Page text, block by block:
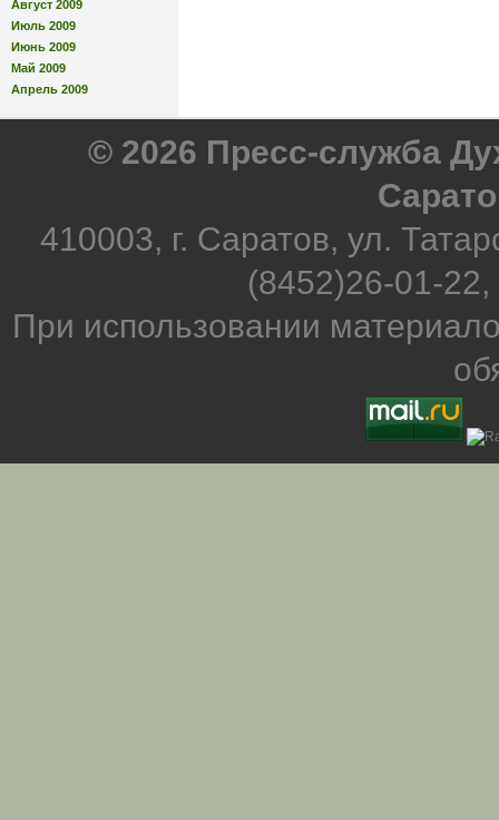
Август 2009
Июль 2009
Июнь 2009
Май 2009
Апрель 2009
© 2026 Пресс-служба
410003, г. Саратов, ул.
(8452)26-01-
При использовании